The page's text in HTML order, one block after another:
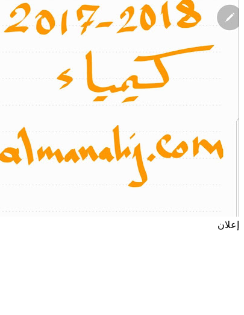
إعلان